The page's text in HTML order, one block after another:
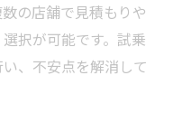
の店舗で見積もりや
択が可能です。試乗
、不安点を解消して